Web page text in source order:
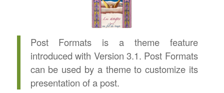
Post Formats is a theme feature
introduced with Version 3.1. Post Formats
can be used by a theme to customize its
presentation of a post.